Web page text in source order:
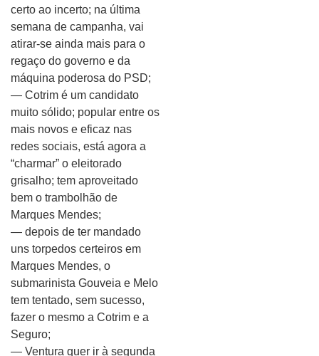
certo ao incerto; na última
semana de campanha, vai
atirar-se ainda mais para o
regaço do governo e da
máquina poderosa do PSD;
— Cotrim é um candidato
muito sólido; popular entre os
mais novos e eficaz nas
redes sociais, está agora a
“charmar” o eleitorado
grisalho; tem aproveitado
bem o trambolhão de
Marques Mendes;
— depois de ter mandado
uns torpedos certeiros em
Marques Mendes, o
submarinista Gouveia e Melo
tem tentado, sem sucesso,
fazer o mesmo a Cotrim e a
Seguro;
— Ventura quer ir à segunda